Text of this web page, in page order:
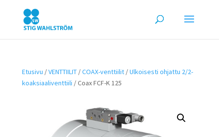
Etusivu /VENTTIILIT/COAX-venttiilit/Ulkoisesti ohjattu 2/2-
koaksiaaliventtiili / Coax FCF-K 125